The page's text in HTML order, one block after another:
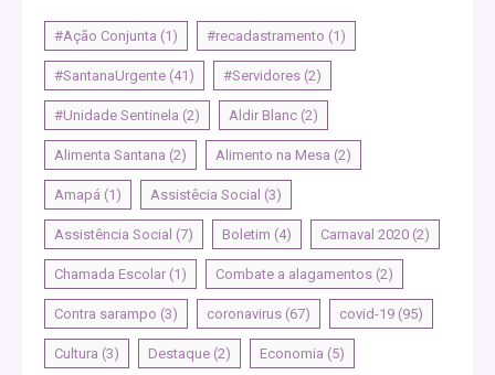
#Ação Conjunta (1) #recadastramento (1)
#SantanaUrgente (41) #Servidores (2)
#Unidade Sentinela (2) Aldir Blanc (2)
Alimenta Santana (2) Alimento na Mesa (2)
Amapá (1) Assistêcia Social (3)
Assistência Social (7) Boletim (4) Carnaval 2020 (2)
Chamada Escolar (1) Combate a alagamentos (2)
Contra sarampo (3) coronavirus (67) covid-19 (95)
Cultura (3) Destaque (2) Economia (5)